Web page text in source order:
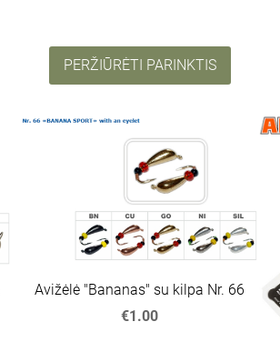
PERŽIŪRĖTI PARINKTIS
Avižėlė "Bananas" su kilpa Nr. 66
€1.00